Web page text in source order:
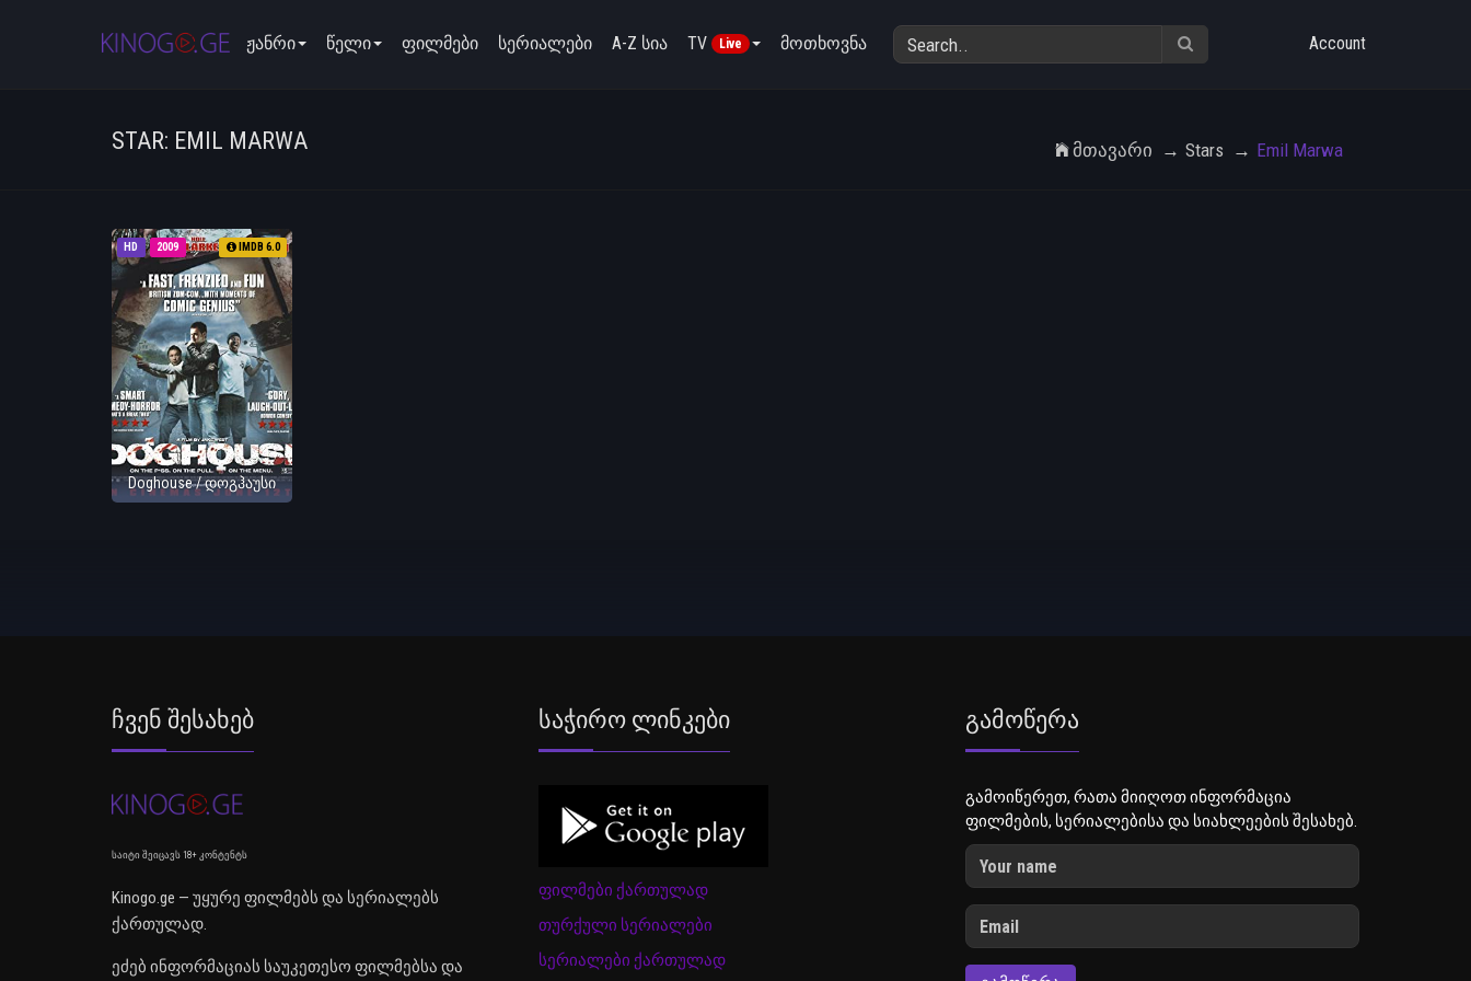
ჟანრი წელი ფილმები სერიალები A-Z სია TV Live მოთხოვნა Account
STAR: EMIL MARWA Მთავარი Stars Emil Marwa
HD 2009 IMDB 6.0
Doghouse / დოგჰაუსი
Ჩვენ Შესახებ
საიტი შეიცავს 18+ კონტენტს
Kinogo.ge — უყურე ფილმებს და სერიალებს
ქართულად.
ეძებ ინფორმაციას საუკეთესო ფილმებსა და
Საჭირო Ლინკები
ფილმები ქართულად
თურქული სერიალები
სერიალები ქართულად
Გამოწერა
გამოიწერეთ, რათა მიიღოთ ინფორმაცია
ფილმების, სერიალებისა და სიახლეების შესახებ.